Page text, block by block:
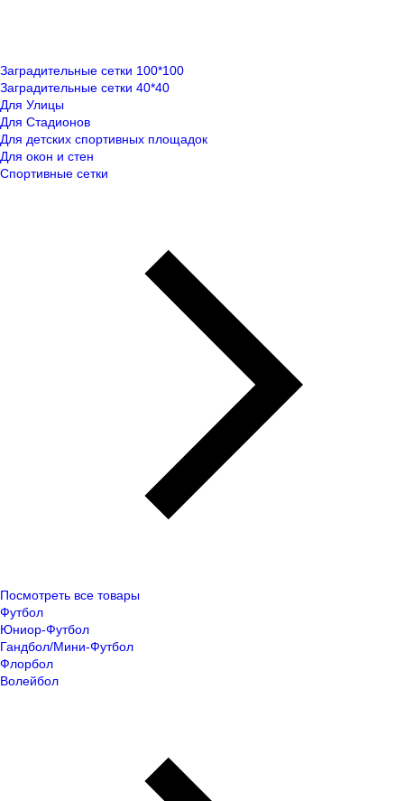
Заградительные сетки 100*100
Заградительные сетки 40*40
Для Улицы
Для Стадионов
Для детских спортивных площадок
Для окон и стен
Спортивные сетки
Посмотреть все товары
Футбол
Юниор-Футбол
Гандбол/Мини-Футбол
Флорбол
Волейбол